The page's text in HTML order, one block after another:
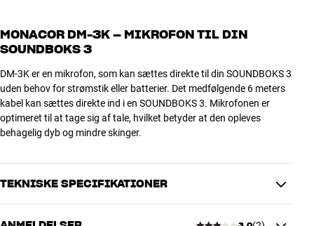
MONACOR DM-3K – MIKROFON TIL DIN
SOUNDBOKS 3
DM-3K er en mikrofon, som kan sættes direkte til din SOUNDBOKS 3
uden behov for strømstik eller batterier. Det medfølgende 6 meters
kabel kan sættes direkte ind i en SOUNDBOKS 3. Mikrofonen er
optimeret til at tage sig af tale, hvilket betyder at den opleves
behagelig dyb og mindre skinger.
TEKNISKE SPECIFIKATIONER